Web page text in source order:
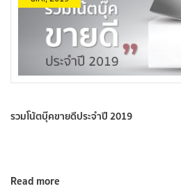
รวมโน้ตบุ๊คขายดีประจำปี 2019
Read more